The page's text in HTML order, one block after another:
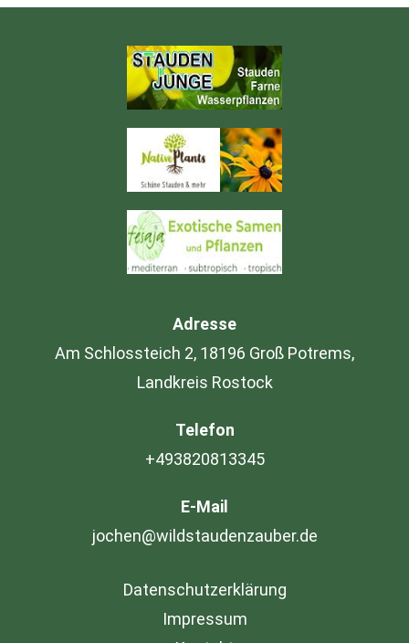
Adresse
Am Schlossteich 2, 18196 Groß Potrems,
Landkreis Rostock
Telefon
+493820813345
E-Mail
jochen@wildstaudenzauber.de
Datenschutzerklärung
Impressum